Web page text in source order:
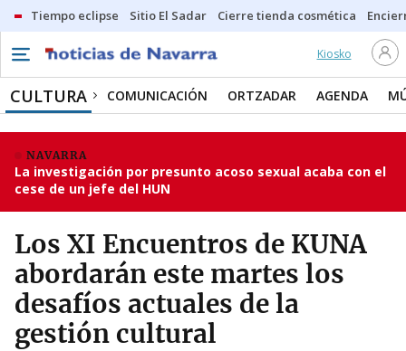
Tiempo eclipse Sitio El Sadar Cierre tienda cosmética
Kiosko
CULTURA COMUNICACIÓN ORTZADAR AGENDA
NAVARRA
La investigación por presunto acoso sexual acaba con el
cese de un jefe del HUN
Los XI Encuentros de KUNA
abordarán este martes los
desafíos actuales de la
gestión cultural